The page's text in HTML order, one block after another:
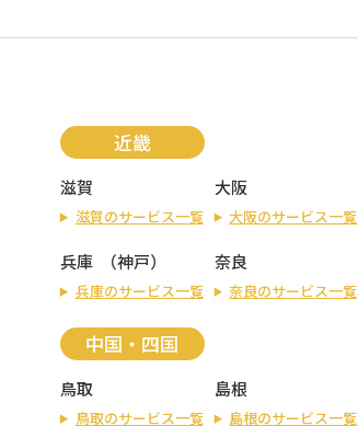
近畿
滋賀
滋賀のサービス一覧
大阪
大阪のサービス一覧
兵庫 （神戸）
兵庫のサービス一覧
奈良
奈良のサービス一覧
中国・四国
鳥取
鳥取のサービス一覧
島根
島根のサービス一覧